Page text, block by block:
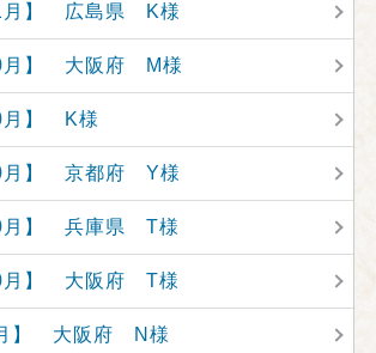
月】 広島県 K様
月】 大阪府 M様
月】 K様
月】 京都府 Y様
月】 兵庫県 T様
月】 大阪府 T様
月】 大阪府 N様